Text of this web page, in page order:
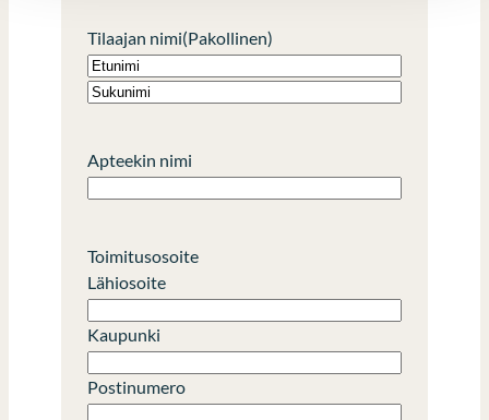
Tilaajan nimi(Pakollinen)
E
n
k
i
Apteekin nimi
Toimitusosoite
Lähiosoite
Kaupunki
Postinumero